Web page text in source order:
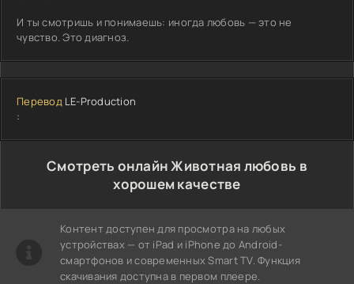
И ты смотришь и понимаешь: иногда любовь — это не
чувство. Это диагноз.
Перевод
:
LE-Production
Cмотреть онлайн Животная любовь в
хорошем качестве
Контент доступен для просмотра на любых
устройствах — от iPad и iPhone до Android-
смартфонов и современных Smart TV. Функция
скачивания доступна в первом плеере.